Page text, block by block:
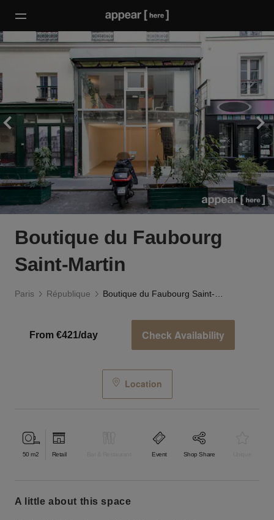
Boutique du Faubourg
Saint-Martin
Paris République
From €421/day Check Availability
Location
50 m2 Retail Event Shop Share
a little about this space